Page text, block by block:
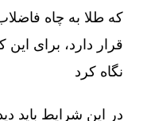
که طلا به چاه
قرار دارد، برای
نگاه کرد
در این شرایط باید